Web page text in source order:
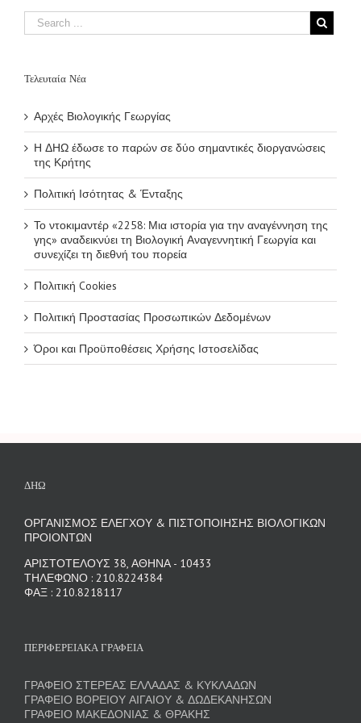
Αναγεννητική
Γεωργία και
Τελευταία Νέα
Αρχές Βιολογικής Γεωργίας
Η ΔΗΩ έδωσε το παρών σε δύο σημαντικές διοργανώσεις
της Κρήτης
Πολιτική Ισότητας & Ένταξης
Το ντοκιμαντέρ «2258: Μια ιστορία για την αναγέννηση της
γης» αναδεικνύει τη Βιολογική Αναγεννητική Γεωργία και
συνεχίζει τη διεθνή του πορεία
Πολιτική Cookies
Πολιτική Προστασίας Προσωπικών Δεδομένων
Όροι και Προϋποθέσεις Χρήσης Ιστοσελίδας
ΔΗΩ
ΟΡΓΑΝΙΣΜΟΣ ΕΛΕΓΧΟΥ & ΠΙΣΤΟΠΟΙΗΣΗΣ ΒΙΟΛΟΓΙΚΩΝ
ΠΡΟΙΟΝΤΩΝ
ΑΡΙΣΤΟΤΕΛΟΥΣ 38, ΑΘΗΝΑ - 10433
ΤΗΛΕΦΩΝΟ : 210.8224384
ΦΑΞ : 210.8218117
ΠΕΡΙΦΕΡΕΙΑΚΑ ΓΡΑΦΕΙΑ
ΓΡΑΦΕΙΟ ΣΤΕΡΕΑΣ ΕΛΛΑΔΑΣ & ΚΥΚΛΑΔΩΝ
ΓΡΑΦΕΙΟ ΒΟΡΕΙΟΥ ΑΙΓΑΙΟΥ & ΔΩΔΕΚΑΝΗΣΩΝ
ΓΡΑΦΕΙΟ ΜΑΚΕΔΟΝΙΑΣ & ΘΡΑΚΗΣ